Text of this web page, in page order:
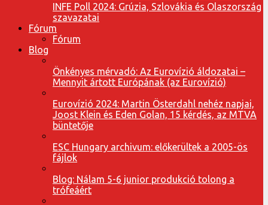
INFE Poll 2024: Grúzia, Szlovákia és Olaszország
szavazatai
Fórum
Fórum
Blog
Önkényes mérvadó: Az Eurovízió áldozatai –
Mennyit ártott Európának (az Eurovízió)
Eurovízió 2024: Martin Österdahl nehéz napjai,
Joost Klein és Eden Golan, 15 kérdés, az MTVA
büntetője
ESC Hungary archivum: előkerültek a 2005-ös
fájlok
Blog: Nálam 5-6 junior produkció tolong a
trófeáért